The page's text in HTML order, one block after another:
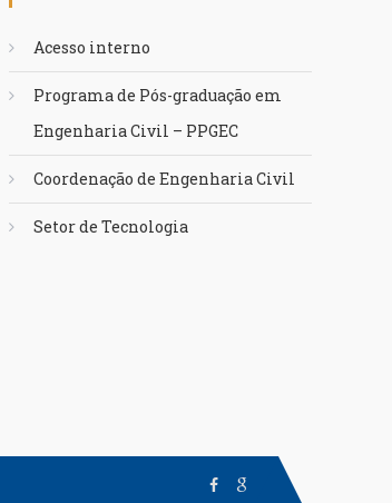
Acesso interno
Programa de Pós-graduação em
Engenharia Civil – PPGEC
Coordenação de Engenharia Civil
Setor de Tecnologia